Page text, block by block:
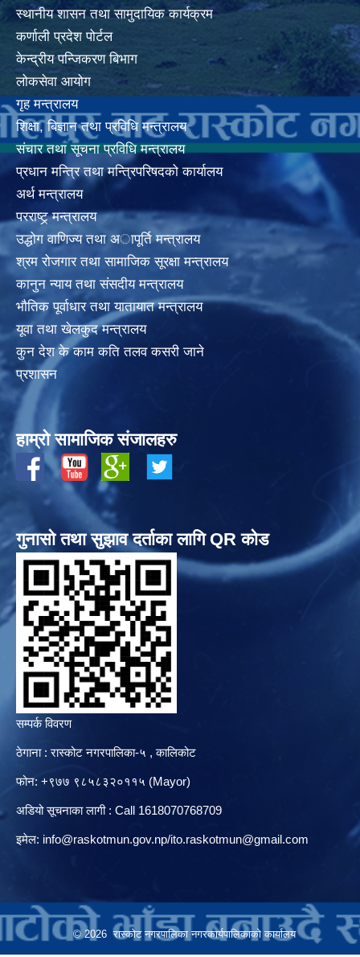
स्थानीय शासन तथा सामुदायिक कार्यक्रम
कर्णाली प्रदेश पोर्टल
केन्द्रीय पन्जिकरण बिभाग
लोकसेवा आयोग
गृह मन्त्रालय
शिक्षा, बिज्ञान तथा प्रविधि मन्त्रालय
संचार तथा सूचना प्रविधि मन्त्रालय
प्रधान मन्त्रि तथा मन्त्रिपरिषदको कार्यालय
अर्थ मन्त्रालय
परराष्ट्र् मन्त्रालय
उद्धोग वाणिज्य तथा अापूर्ति मन्त्रालय
श्रम रोजगार तथा सामाजिक सूरक्षा मन्त्रालय
कानुन न्याय तथा संसदीय मन्त्रालय
भाैतिक पूर्वाधार तथा यातायात मन्त्रालय
यूवा तथा खेलकुद मन्त्रालय
कुन देश के काम कति तलव कसरी जाने
प्रशासन
हाम्रो सामाजिक संजालहरु
गुनासो तथा सुझाव दर्ताका लागि QR कोड
सम्पर्क विवरण
ठेगाना : रास्कोट नगरपालिका-५ , कालिकोट
फोन: +९७७ ९८५८३२०११५ (Mayor)
अडियो सूचनाका लागी : Call 1618070768709
इमेल: info@raskotmun.gov.np/ito.raskotmun@gmail.com
© 2026 रास्कोट नगरपालिका नगरकार्यपालिकाको कार्यालय